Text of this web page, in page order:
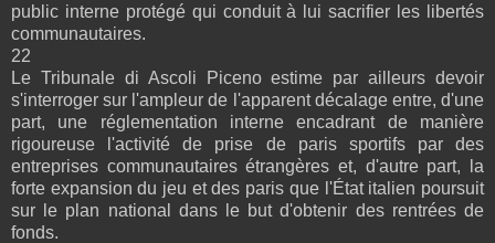
public interne protégé qui conduit à lui sacrifier les libertés
communautaires.
22
Le Tribunale di Ascoli Piceno estime par ailleurs devoir
s'interroger sur l'ampleur de l'apparent décalage entre, d'une
part, une réglementation interne encadrant de manière
rigoureuse l'activité de prise de paris sportifs par des
entreprises communautaires étrangères et, d'autre part, la
forte expansion du jeu et des paris que l'État italien poursuit
sur le plan national dans le but d'obtenir des rentrées de
fonds.